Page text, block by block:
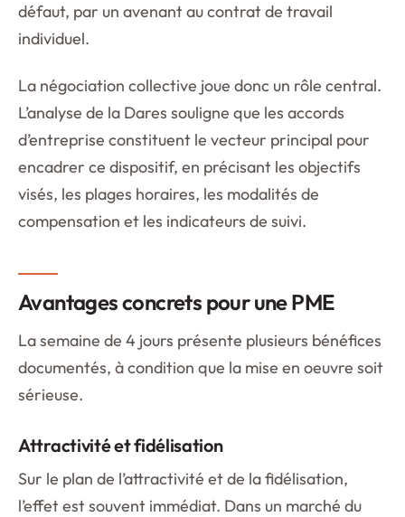
défaut, par un avenant au contrat de travail
individuel.
La négociation collective joue donc un rôle central.
L’analyse de la Dares souligne que les accords
d’entreprise constituent le vecteur principal pour
encadrer ce dispositif, en précisant les objectifs
visés, les plages horaires, les modalités de
compensation et les indicateurs de suivi.
Avantages concrets pour une PME
La semaine de 4 jours présente plusieurs bénéfices
documentés, à condition que la mise en oeuvre soit
sérieuse.
Attractivité et fidélisation
Sur le plan de l’attractivité et de la fidélisation,
l’effet est souvent immédiat. Dans un marché du